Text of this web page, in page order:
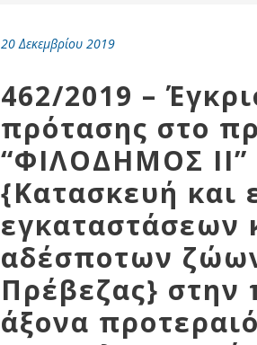
Αθλητικές
Υποδομές
20 Δεκεμβρίου 2019
462/2019 –
πρότασης στο
“ΦΙΛΟΔΗΜΟΣ ΙΙ”
{Κατασκευή και
εγκαταστάσεων
αδέσποτων
Πρέβεζας} στην
άξονα